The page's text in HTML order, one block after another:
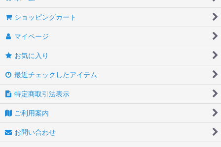
ショッピングカート
マイページ
お気に入り
最近チェックしたアイテム
特定商取引法表示
ご利用案内
お問い合わせ